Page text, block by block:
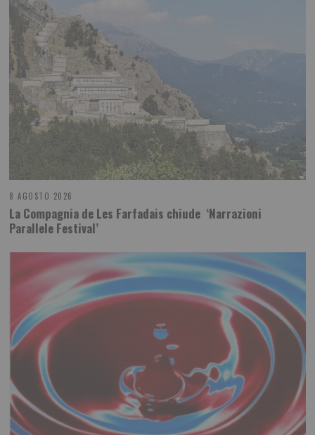
8 AGOSTO 2026
La Compagnia de Les Farfadais chiude ‘Narrazioni
Parallele Festival’